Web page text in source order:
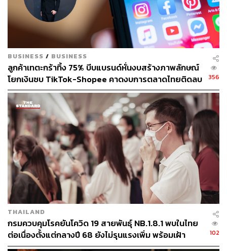
รวมเป็นสำคัญ
อัตราค่าวัคซีนทางเลือกของราชวิทยาลัยจุฬาภรณ์ ได้
รวมประกันในการรักษาอาการข้างเคียงทั้งผู้ป่วยนอก
และผู้ป่วยใน (โดยเริ่มคุ้มครองเมื่อองค์กรอัปโหลดราย
ชื่อผู้ฉีดเข้าระบบ หรือโรงพยาบาลที่รับฉีดแทนได้ส่งชื่อ
ผู้รับบริการเข้าระบบให้ทางราชวิทยาลัยและประกัน
หากเกิดอาการแทรกซ้อนนก่อนหน้านั้น ทางโรง
พยาบาลที่รับฉีดแทนจะเป็นผู้ดูแล)
สำหรับผู้ที่เคยได้รับการจัดสรรวัคซีน Sinopharm ในรูปแบบ
บุคคลธรรมดา ราชวิทยาลัยจุฬาภรณ์ระบุว่า ขอให้ติดตาม
การจองวัคซีนทางเลือกเข็มกระตุ้นภูมิจากโรงพยาบาลต่างๆ
ที่รับการจัดสรรวัคซีนจากราชวิทยาลัยจุฬาภรณ์ และให้
บริการฉีดแทนโรงพยาบาลจุฬาภรณ์ โดยทางราชวิทยาลัย
จุฬาภรณ์จะไม่เปิดรับจองในรูปแบบบุคคลทั่วไปในการ
จัดสรรครั้งนี้
สำหรับผู้ที่เคยเข้ารับการฉีดวัคซีน Sinopharm รอบบุคคล
ธรรมดากับโรงพยาบาลจุฬาภรณ์ กรุณารอ SMS เพื่อแจ้ง
BUSINESS / BUSINESS
ลูกค้าเทตะกร้าทิ้ง 75% บีบแบรนด์หั่นงบสร้างภาพลักษณ์
โยกเงินซบ TikTok-Shopee คาดงบการตลาดไทยติดลบ
ครั้งแรกในรอบ 14 ปี
356
THAILAND
กรมควบคุมโรคยันโควิด 19 สายพันธุ์ NB.1.8.1 พบในไทย
ต่อเนื่องตั้งแต่กลางปี 68 ยังไม่รุนแรงเพิ่ม พร้อมเฝ้า
ระวัง-ติดตามใกล้ชิด
102